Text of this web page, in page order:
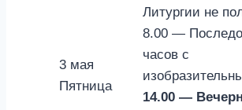
3 мая
Пятница
Литургии не
8.00 —
часов с
14.00 —